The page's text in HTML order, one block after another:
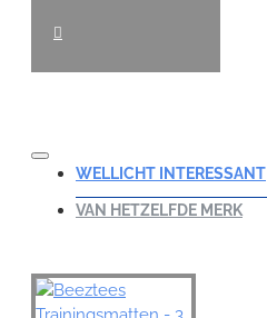
WELLICHT INTERESSANT
VAN HETZELFDE MERK